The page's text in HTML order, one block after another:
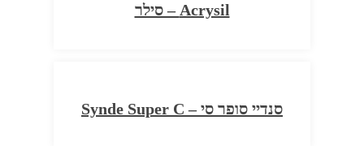
Acrysil – סילר
סנדיי סופר סי – Synde Super C